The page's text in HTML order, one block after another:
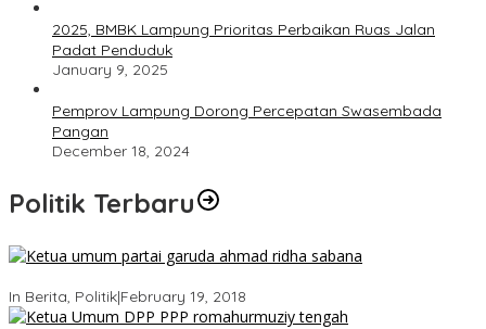
2025, BMBK Lampung Prioritas Perbaikan Ruas Jalan
Padat Penduduk
January 9, 2025
Pemprov Lampung Dorong Percepatan Swasembada
Pangan
December 18, 2024
Politik Terbaru
In Berita, Politik|February 19, 2018